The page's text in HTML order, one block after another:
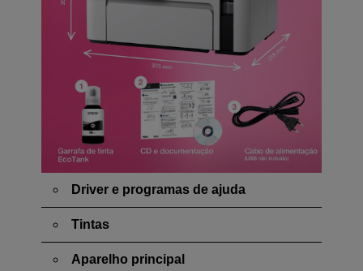
Driver e programas de ajuda
Tintas
Aparelho principal